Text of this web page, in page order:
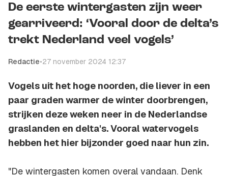
De eerste wintergasten zijn weer
gearriveerd: ‘Vooral door de delta’s
trekt Nederland veel vogels’
Redactie•27 november 2024 12:37
Vogels uit het hoge noorden, die liever in een
paar graden warmer de winter doorbrengen,
strijken deze weken neer in de Nederlandse
graslanden en delta's. Vooral watervogels
hebben het hier bijzonder goed naar hun zin.
"De wintergasten komen overal vandaan. Denk